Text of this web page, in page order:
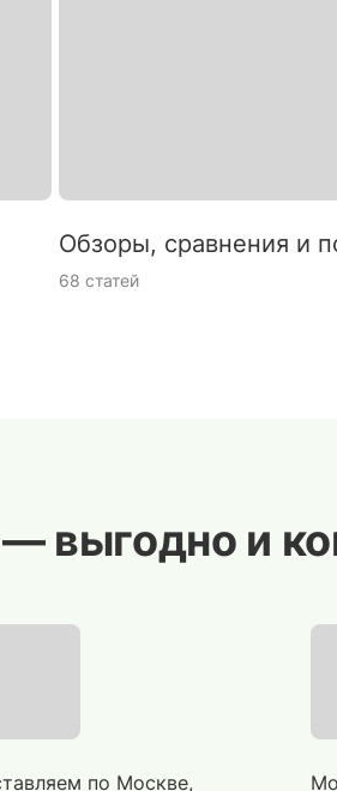
Обзоры, сравнения и
68 статей
— выгодно и
по Москве,